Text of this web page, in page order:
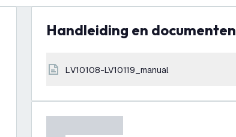
Handleiding en documenten
LV10108-LV10119_manual